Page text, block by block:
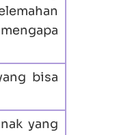
bisa
yang